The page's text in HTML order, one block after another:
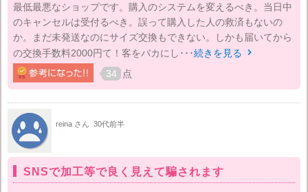
最低最悪なショップです。購入のシステムを変えるべき。当日中
のキャンセルは受付るべき。誤って購入した人の救済もないの
か。まだ未発送なのにサイズ交換もできない。しかも届いてから
の交換手数料2000円て！客をバカにし･･･続きを見る 
34 点
reina さん 30代前半
SNSで加工等で良く見えて騙されます